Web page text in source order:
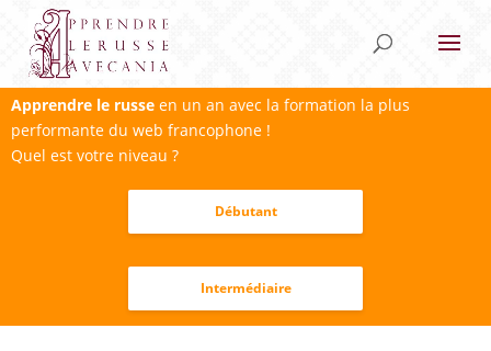
Apprendre le russe en un an avec la formation la plus
performante du web francophone !
Quel est votre niveau ?
Débutant
Intermédiaire